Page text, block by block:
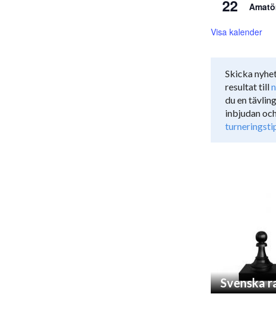
22
Visa kalender
Skicka
resultat till
du en
inbjudan
Svenska